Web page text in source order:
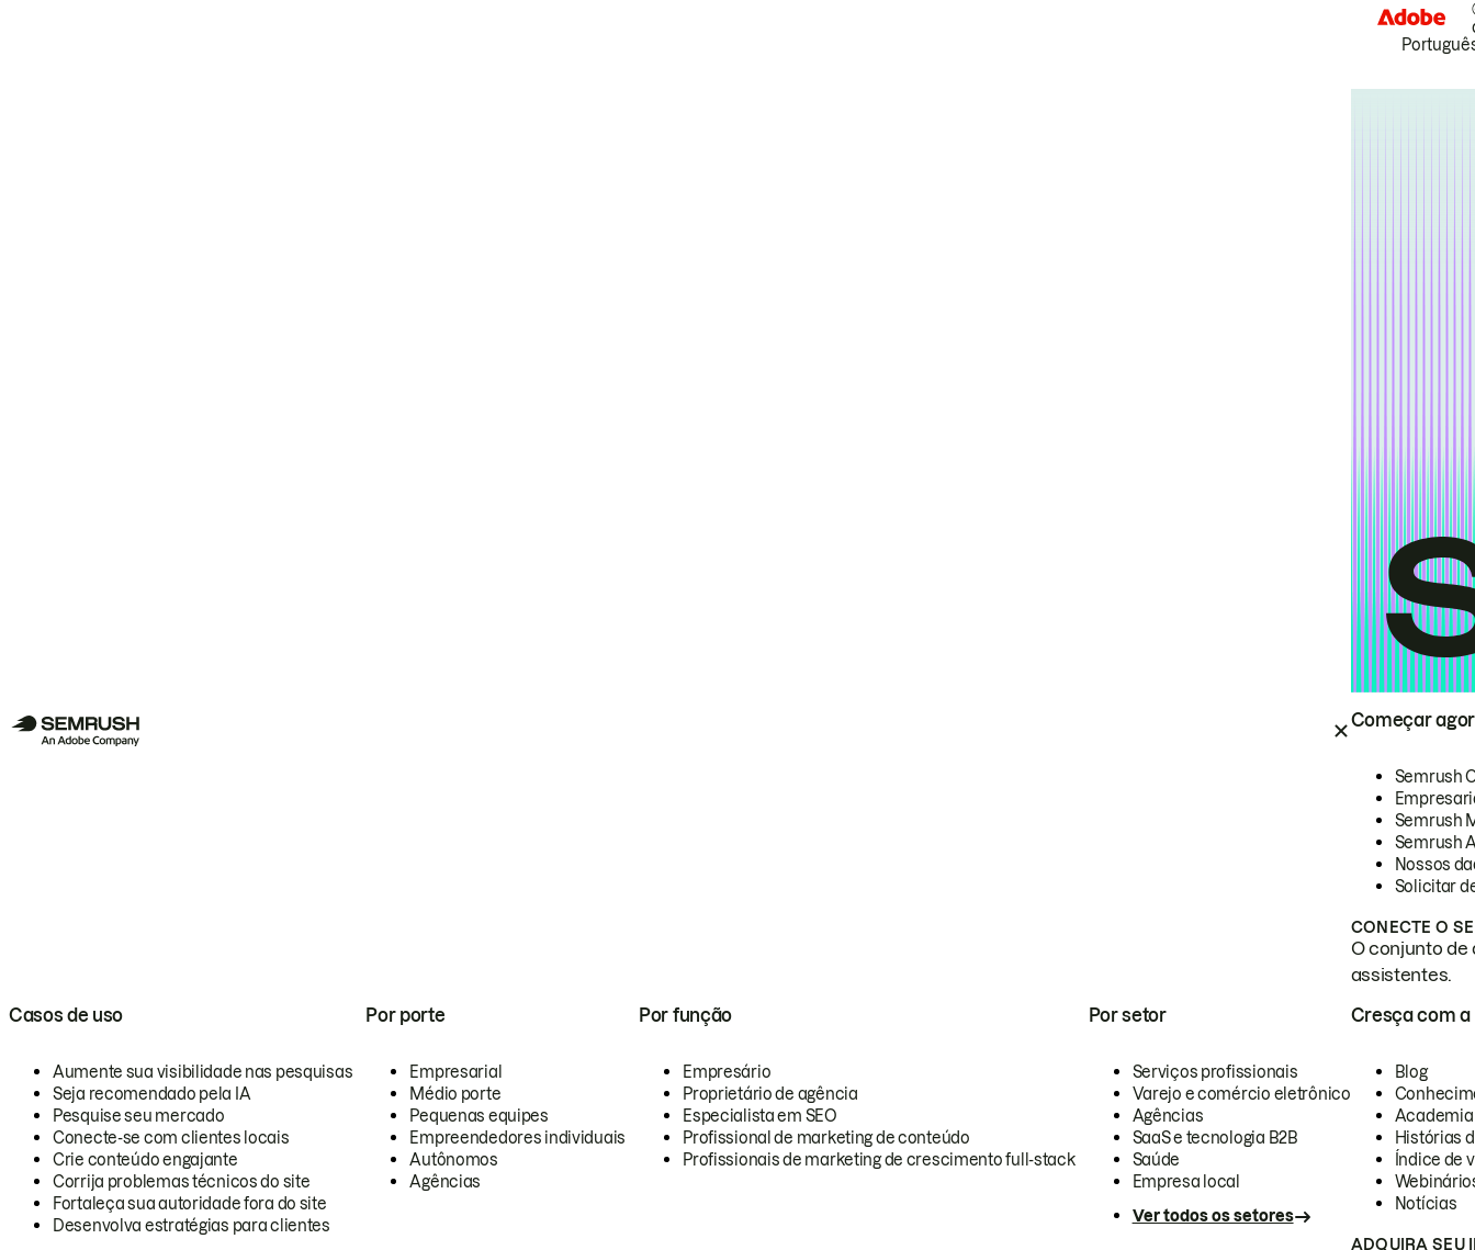
Começar
Semrush
Semrush
Semrush
Nossos
Solicitar
CONECTE O
O conjunto de
assistentes.
Casos de uso
Aumente sua visibilidade nas pesquisas
Seja recomendado pela IA
Pesquise seu mercado
Conecte-se com clientes locais
Crie conteúdo engajante
Corrija problemas técnicos do site
Fortaleça sua autoridade fora do site
Desenvolva estratégias para clientes
Por porte
Empresarial
Médio porte
Pequenas equipes
Empreendedores individuais
Autônomos
Agências
Por função
Empresário
Proprietário de agência
Especialista em SEO
Profissional de marketing de conteúdo
Profissionais de marketing de crescimento full-stack
Por setor
Serviços profissionais
Varejo e comércio eletrônico
Agências
SaaS e tecnologia B2B
Saúde
Empresa local
Ver todos os setores
Cresça com a
Blog
Academia
Histórias
Índice de
Notícias
ADQUIRA SEU